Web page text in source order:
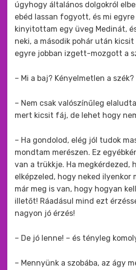
úgyhogy általános dolgokról
ebéd lassan fogyott, és mi
kinyitottam egy üveg Medinát,
neki, a második pohár után
egyre jobban izgett-mozgott a
– Mi a baj? Kényelmetlen a szék?
– Nem csak valószínűleg
mert kicsit fáj, de lehet hogy
– Ha gondolod, elég jól tudok
mondtam merészen. Ez
van a trükkje. Ha megkérdezed,
elképzeled, hogy neked ilyenkor
már meg is van, hogy hogyan
illetőt! Ráadásul mind ezt
nagyon jó érzés!
– De jó lenne! – és tényleg
– Mennyünk a szobába, az ágy